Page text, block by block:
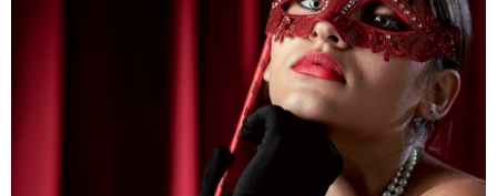
DĚLENÍ PODLE TÉMAT